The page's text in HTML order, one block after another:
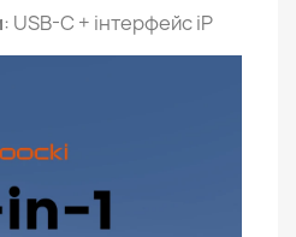
: USB-C + інтерфейс iP